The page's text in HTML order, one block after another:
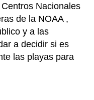
Nacionales
de la NOAA ,
y a las
a decidir si es
las playas para